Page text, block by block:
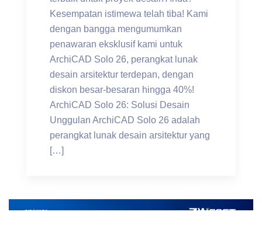
Kesempatan istimewa telah tiba! Kami
dengan bangga mengumumkan
penawaran eksklusif kami untuk
ArchiCAD Solo 26, perangkat lunak
desain arsitektur terdepan, dengan
diskon besar-besaran hingga 40%!
ArchiCAD Solo 26: Solusi Desain
Unggulan ArchiCAD Solo 26 adalah
perangkat lunak desain arsitektur yang
[…]